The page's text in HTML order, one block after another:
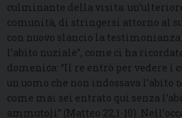
culminante della visita:
comunità, di stringersi attorno al
con nuovo slancio la testimonianza
l’abito nuziale”, come ci ha
domenica: “Il re entrò per vedere i
un uomo che non indossava l’abito
come mai sei entrato qui senza
ammutolì” (Matteo 22,1-10).